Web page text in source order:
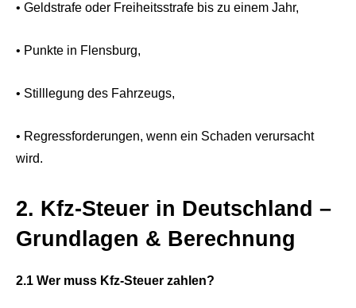
• Geldstrafe oder Freiheitsstrafe bis zu einem Jahr,
• Punkte in Flensburg,
• Stilllegung des Fahrzeugs,
• Regressforderungen, wenn ein Schaden verursacht
wird.
2. Kfz-Steuer in Deutschland –
Grundlagen & Berechnung
2.1 Wer muss Kfz-Steuer zahlen?